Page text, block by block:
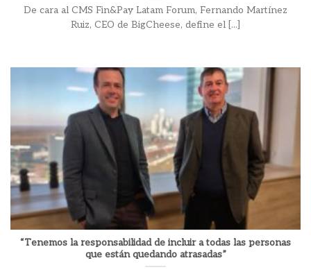
De cara al CMS Fin&Pay Latam Forum, Fernando Martínez
Ruiz, CEO de BigCheese, define el [...]
“Tenemos la responsabilidad de incluir a todas las personas
que están quedando atrasadas”